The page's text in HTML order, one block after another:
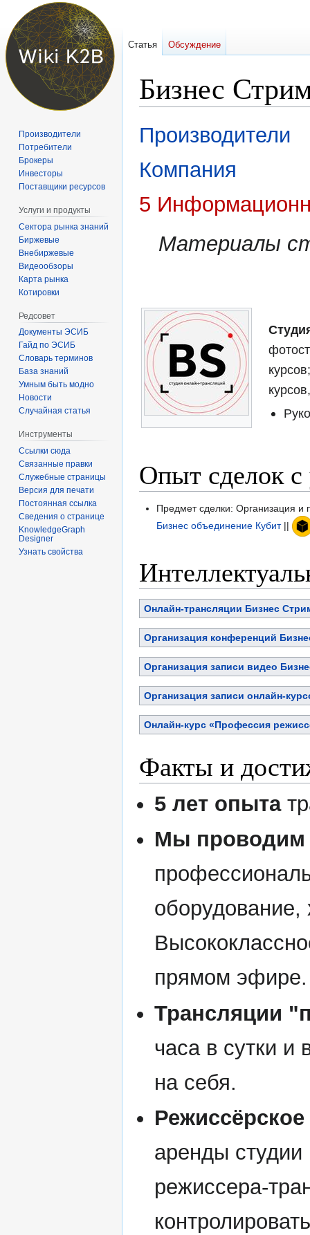
Бизнес
Перейти
к
Перейти
кПроизводители
Компания
5
Материалы
Опыт сделок
Предмет сделки: Организация и
Бизнес объединение Кубит||
Онлайн-трансляции Бизнес
Организация конференций
Организация записи видео
Организация записи онлайн-
Онлайн-курс «Профессия
Факты и
5 лет опыта
Мы проводим
оборудование,
прямом эфире.
Трансляции
часа в сутки и
на себя.
аренды
режиссера-
Статья Обсуждение
Производители
Потребители
Брокеры
Инвесторы
Поставщики ресурсов
Услуги и продукты
Сектора рынка знаний
Биржевые
Внебиржевые
Видеообзоры
Карта рынка
Котировки
Редсовет
Документы ЭСИБ
Гайд по ЭСИБ
Словарь терминов
База знаний
Умным быть модно
Новости
Случайная статья
Инструменты
Ссылки сюда
Связанные правки
Служебные страницы
Версия для печати
Постоянная ссылка
Сведения о странице
KnowledgeGraph
Designer
Узнать свойства